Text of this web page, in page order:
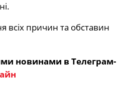
всіх причин та обставин
новинами в Телеграм-